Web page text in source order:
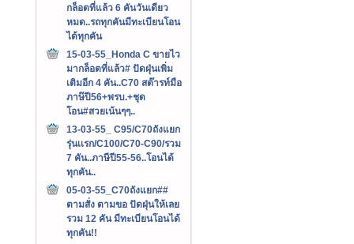
กล็อตที่แล้ว 6 คันวันเดียว
หมด..รถทุกคันมีทะเบียนโอน
ได้ทุกคัน
15-03-55_Honda C ขายไว
มากล็อตที่แล้ว# ปัดฝุ่นเพิ่ม
เติมอีก 4 คัน..C70 สต๊ารท์มือ
ภาษ๊ปี56+พรบ.+ชุด
โอน#สวยเน้นๆๆ..
13-03-55_ C95/C70ถังแยก
รุ่นเเรก/C100/C70-C90/รวม
7 คัน..ภาษีปี55-56..โอนได้
ทุกคัน..
05-03-55_C70ถังแยก##
ตามสั่ง ตามขอ ปัดฝุ่นให้เลย
รวม 12 คัน มีทะเบียนโอนได้
ทุกคัน!!